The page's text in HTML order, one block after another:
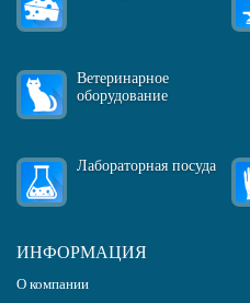
Ветеринарное
оборудование
Лабораторная посуда
ИНФОРМАЦИЯ
О компании